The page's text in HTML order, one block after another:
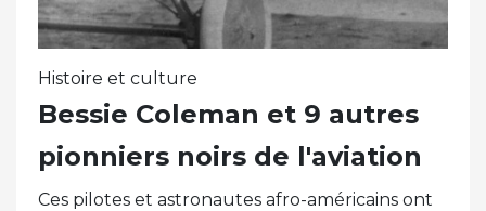
Histoire et culture
Bessie Coleman et 9 autres
pionniers noirs de l'aviation
Ces pilotes et astronautes afro-américains ont